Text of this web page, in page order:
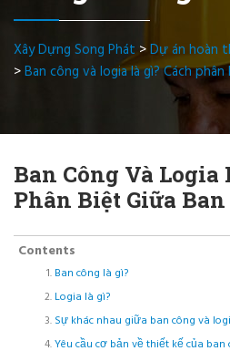
Xây Dựng Song Phát>Dự án hoàn
>Ban công và logia là gì? Cách
Ban Công Và Logia
Phân Biệt Giữa
Contents
Ban công là gì?
Logia là gì?
Sự khác nhau giữa ban công và
Yêu cầu cơ bản về thiết kế của ban